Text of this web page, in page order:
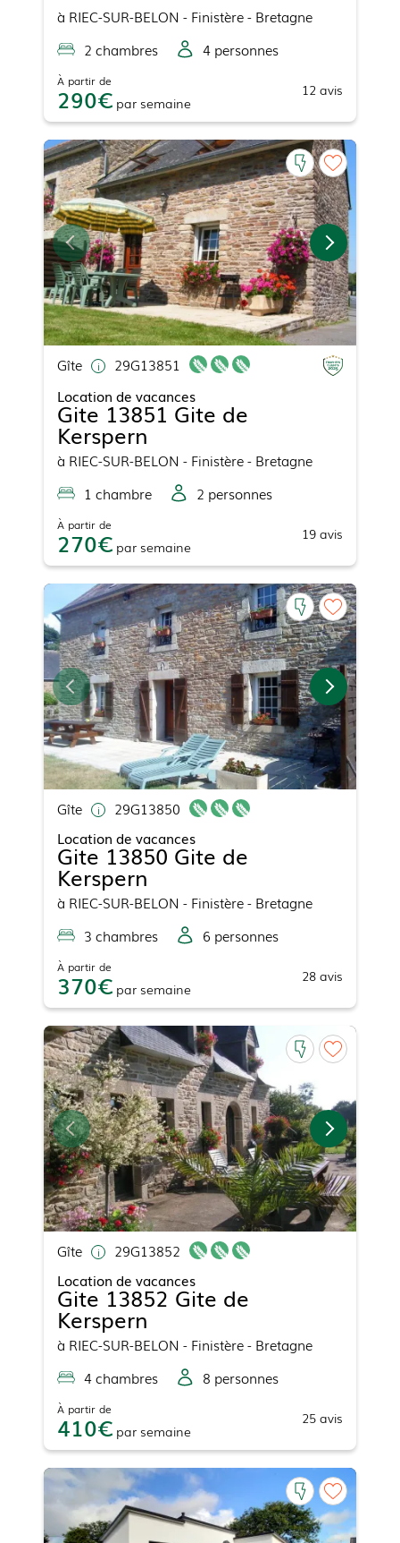
à RIEC-SUR-BELON - Finistère - Bretagne
2 chambres 4 personnes
À partir de
290 par semaine
12 avis
Gîte
29G13851
Location de vacances
Gite 13851 Gite de
Kerspern
à RIEC-SUR-BELON - Finistère - Bretagne
1 chambre 2 personnes
À partir de
270 par semaine
19 avis
Gîte
29G13850
Location de vacances
Gite 13850 Gite de
Kerspern
à RIEC-SUR-BELON - Finistère - Bretagne
3 chambres 6 personnes
À partir de
370 par semaine
28 avis
Gîte
29G13852
Location de vacances
Gite 13852 Gite de
Kerspern
à RIEC-SUR-BELON - Finistère - Bretagne
4chambres 8 personnes
À partir de
410 par semaine
25 avis